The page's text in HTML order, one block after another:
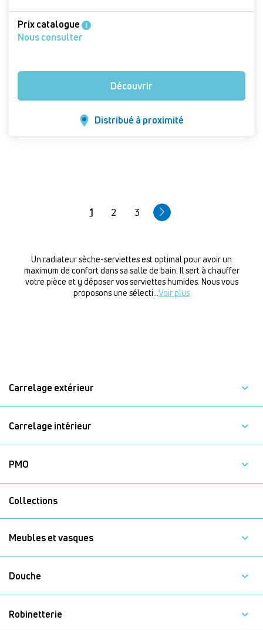
Prix catalogue i
Nous consulter
Découvrir
Distribué à proximité
Page
1 Page
2 Page
3
Un radiateur sèche-serviettes est optimal pour avoir un
maximum de confort dans sa salle de bain. Il sert à chauffer
votre pièce et y déposer vos serviettes humides. Nous vous
proposons une sélecti...Voir plus
Carrelage extérieur
Carrelage intérieur
PMO
Collections
Meubles et vasques
Douche
Robinetterie